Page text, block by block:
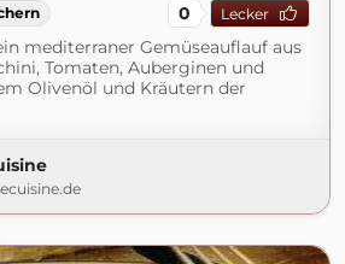
0 Lecker
mediterraner Gemüseauflauf aus
Tomaten, Auberginen und
Olivenöl und Kräutern der